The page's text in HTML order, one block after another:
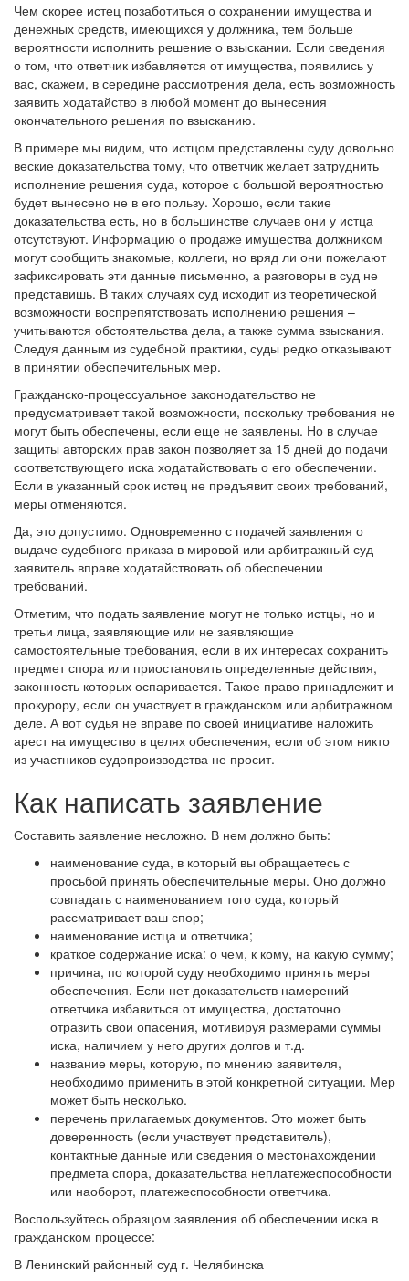
Чем скорее истец позаботиться о сохранении имущества и
денежных средств, имеющихся у должника, тем больше
вероятности исполнить решение о взыскании. Если сведения
о том, что ответчик избавляется от имущества, появились у
вас, скажем, в середине рассмотрения дела, есть возможность
заявить ходатайство в любой момент до вынесения
окончательного решения по взысканию.
В примере мы видим, что истцом представлены суду довольно
веские доказательства тому, что ответчик желает затруднить
исполнение решения суда, которое с большой вероятностью
будет вынесено не в его пользу. Хорошо, если такие
доказательства есть, но в большинстве случаев они у истца
отсутствуют. Информацию о продаже имущества должником
могут сообщить знакомые, коллеги, но вряд ли они пожелают
зафиксировать эти данные письменно, а разговоры в суд не
представишь. В таких случаях суд исходит из теоретической
возможности воспрепятствовать исполнению решения –
учитываются обстоятельства дела, а также сумма взыскания.
Следуя данным из судебной практики, суды редко отказывают
в принятии обеспечительных мер.
Гражданско-процессуальное законодательство не
предусматривает такой возможности, поскольку требования не
могут быть обеспечены, если еще не заявлены. Но в случае
защиты авторских прав закон позволяет за 15 дней до подачи
соответствующего иска ходатайствовать о его обеспечении.
Если в указанный срок истец не предъявит своих требований,
меры отменяются.
Да, это допустимо. Одновременно с подачей заявления о
выдаче судебного приказа в мировой или арбитражный суд
заявитель вправе ходатайствовать об обеспечении
требований.
Отметим, что подать заявление могут не только истцы, но и
третьи лица, заявляющие или не заявляющие
самостоятельные требования, если в их интересах сохранить
предмет спора или приостановить определенные действия,
законность которых оспаривается. Такое право принадлежит и
прокурору, если он участвует в гражданском или арбитражном
деле. А вот судья не вправе по своей инициативе наложить
арест на имущество в целях обеспечения, если об этом никто
из участников судопроизводства не просит.
Как написать заявление
Составить заявление несложно. В нем должно быть:
наименование суда, в который вы обращаетесь с
просьбой принять обеспечительные меры. Оно должно
совпадать с наименованием того суда, который
рассматривает ваш спор;
наименование истца и ответчика;
краткое содержание иска: о чем, к кому, на какую сумму;
причина, по которой суду необходимо принять меры
обеспечения. Если нет доказательств намерений
ответчика избавиться от имущества, достаточно
отразить свои опасения, мотивируя размерами суммы
иска, наличием у него других долгов и т.д.
название меры, которую, по мнению заявителя,
необходимо применить в этой конкретной ситуации. Мер
может быть несколько.
перечень прилагаемых документов. Это может быть
доверенность (если участвует представитель),
контактные данные или сведения о местонахождении
предмета спора, доказательства неплатежеспособности
или наоборот, платежеспособности ответчика.
Воспользуйтесь образцом заявления об обеспечении иска в
гражданском процессе:
В Ленинский районный суд г. Челябинска